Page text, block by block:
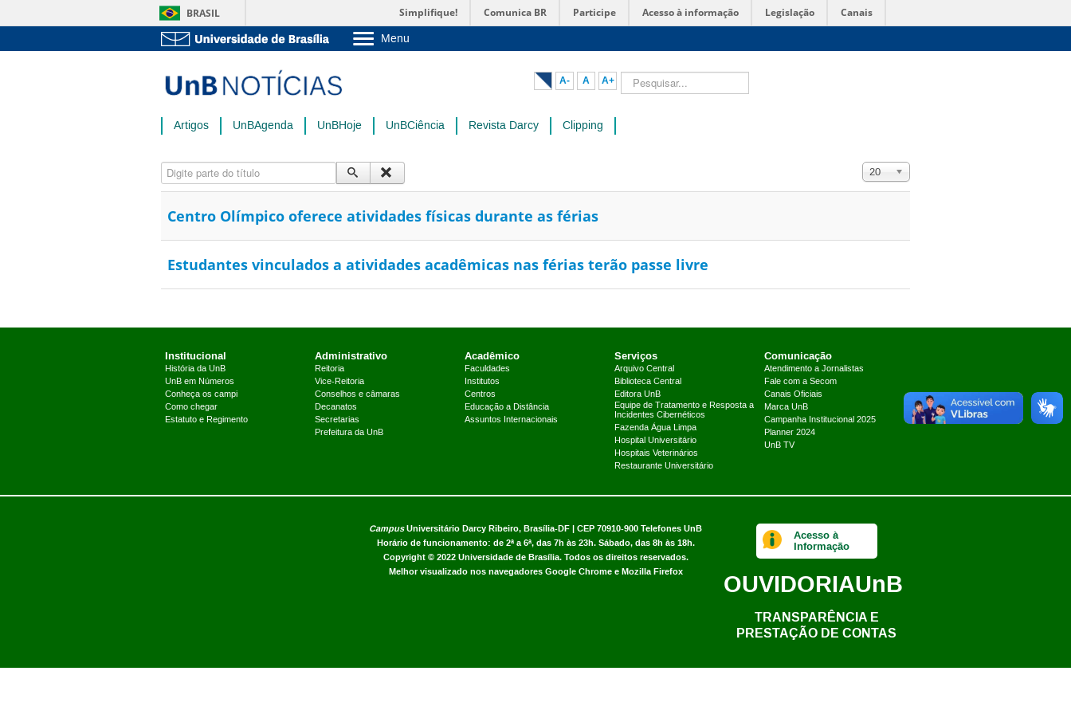
BRASIL Simplifique! Comunica BR Participe Acesso à informação Legislação Canais
Menu
Pós-Graduação
Administração
A- A A+ Pesquisar...
Artigos UnBAgenda UnBHoje UnBCiência Revista Darcy Clipping
Digite parte do título Exibir #
20
Centro Olímpico oferece atividades físicas durante as férias
Estudantes vinculados a atividades acadêmicas nas férias terão passe livre
Institucional
História da UnB
UnB em Números
Conheça os campi
Como chegar
Estatuto e Regimento
Administrativo
Reitoria
Vice-Reitoria
Conselhos e câmaras
Decanatos
Secretarias
Prefeitura da UnB
Acadêmico
Faculdades
Institutos
Centros
Educação a Distância
Assuntos Internacionais
Serviços
Arquivo Central
Biblioteca Central
Editora UnB
Equipe de Tratamento e Resposta a
Incidentes Cibernéticos
Fazenda Água Limpa
Hospital Universitário
Hospitais Veterinários
Restaurante Universitário
Comunicação
Atendimento a Jornalistas
Fale com a Secom
Canais Oficiais
Marca UnB
Campanha Institucional 2025
Planner 2024
UnB TV
CampusUniversitário Darcy Ribeiro, Brasília-DF | CEP 70910-900 Telefones UnB
Horário de funcionamento: de 2ª a 6ª, das 7h às 23h. Sábado, das 8h às 18h.
Copyright © 2022 Universidade de Brasília. Todos os direitos reservados.
Melhor visualizado nos navegadores Google Chrome e Mozilla Firefox
Acesso à
Informação
OUVIDORIAUnB
TRANSPARÊNCIA E
PRESTAÇÃO DE CONTAS